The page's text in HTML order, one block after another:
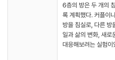
6층의 방은 두 개의
록 계획했다. 커플이
방을 침실로, 다른 방
일과 삶의 변화, 새로
대응해보려는 실험이